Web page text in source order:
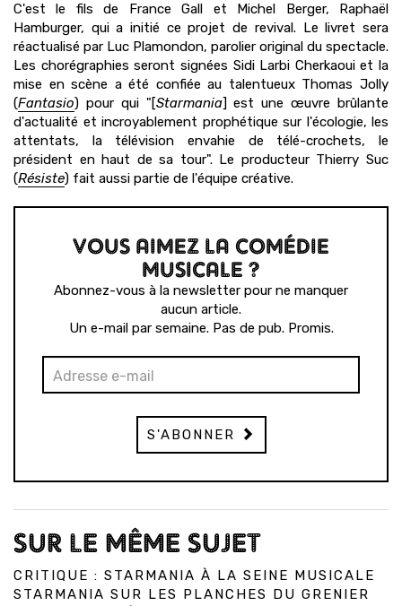
C'est le fils de France Gall et Michel Berger, Raphaël
Hamburger, qui a initié ce projet de revival. Le livret sera
réactualisé par Luc Plamondon, parolier original du spectacle.
Les chorégraphies seront signées Sidi Larbi Cherkaoui et la
mise en scène a été confiée au talentueux Thomas Jolly
(Fantasio) pour qui "[Starmania] est une œuvre brûlante
d'actualité et incroyablement prophétique sur l'écologie, les
attentats, la télévision envahie de télé-crochets, le
président en haut de sa tour". Le producteur Thierry Suc
(Résiste) fait aussi partie de l'équipe créative.
VOUS AIMEZ LA COMÉDIE
MUSICALE ?
Abonnez-vous à la newsletter pour ne manquer
aucun article.
Un e-mail par semaine. Pas de pub. Promis.
S'ABONNER
SUR LE MÊME SUJET
CRITIQUE : STARMANIA À LA SEINE MUSICALE
STARMANIA SUR LES PLANCHES DU GRENIER